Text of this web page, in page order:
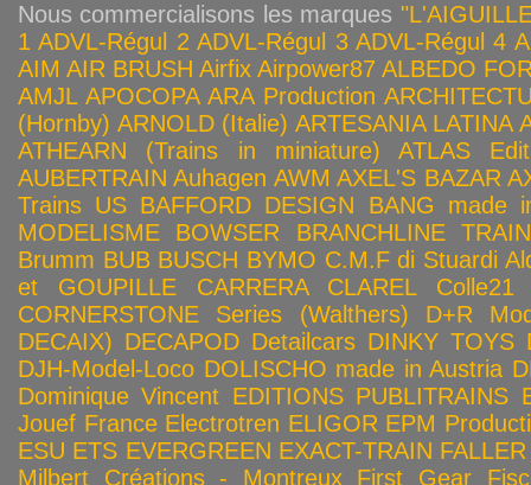
Nous commercialisons les marques
1 ADVL-Régul 2 ADVL-Régul 3 ADVL-Régul 4
AIM AIR BRUSH Airfix Airpower87 ALBEDO
AMJL APOCOPA ARA Production
(Hornby) ARNOLD (Italie) ARTESANIA LATINA
ATHEARN (Trains in miniature)
ATLAS
AUBERTRAIN Auhagen AWM AXEL'S BAZAR
Trains US BAFFORD DESIGN
BANG made
MODELISME
BOWSER
BRANCHLINE
Brumm BUB BUSCH BYMO C.M.F di Stuardi
et GOUPILLE
CARRERA CLAREL
Colle21
CORNERSTONE Series (Walthers)
D+R
DECAIX) DECAPOD Detailcars DINKY TOYS
DJH-Model-Loco DOLISCHO made in Austria
Dominique Vincent EDITIONS PUBLITRAINS
Jouef France Electrotren ELIGOR EPM
ESU ETS EVERGREEN EXACT-TRAIN FALLER
Milbert Créations - Montreux First Gear